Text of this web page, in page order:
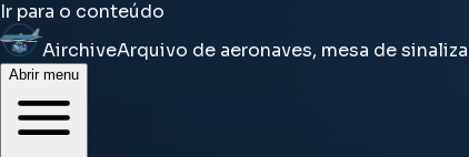
Ir para o conteúdo
AirchiveArquivo de aeronaves, mesa de
Abrir menu